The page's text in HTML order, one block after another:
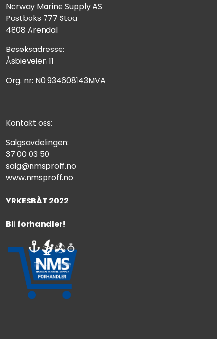
Norway Marine Supply AS
Postboks 777 Stoa
4808 Arendal
Besøksadresse:
Åsbieveien 11
Org. nr: N0 934608143MVA
Kontakt oss:
Salgsavdelingen:
37 00 03 50
salg@nmsproff.no
www.nmsproff.no
YRKESBÅT 2022
Bli forhandler!